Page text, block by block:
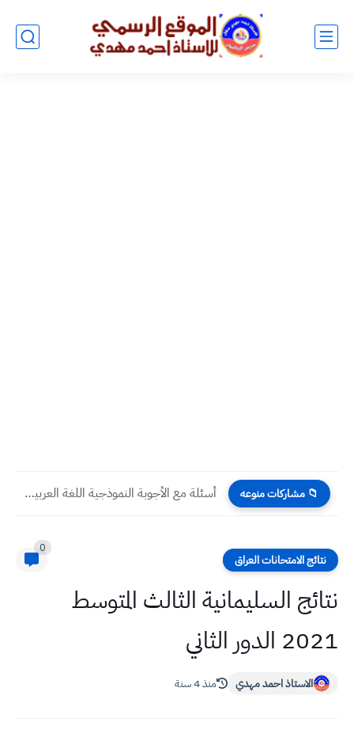
📁 مشاركات منوعه أسئلة مع الأجوبة النموذجية اللغة العربية للصف السادس الاعدادي مراجعة...
نتائج الامتحانات العراق
0
نتائج السليمانية الثالث المتوسط
2021 الدور الثاني
الاستاذ احمد مهدي منذ 4 سنة